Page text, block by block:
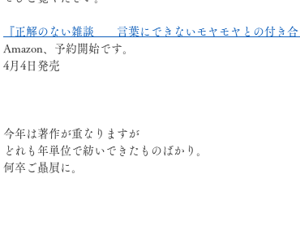
『正解のない雑談　　言葉にできないモヤモヤとの付き
Amazon、予約開始です。
4月4日発売
今年は著作が重なりますが
どれも年単位で紡いできたものばかり。
何卒ご贔屓に。